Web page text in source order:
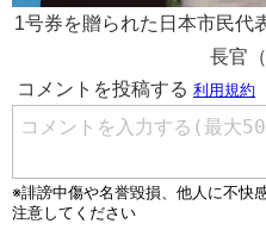
1号券を贈られた日本市民代
長官